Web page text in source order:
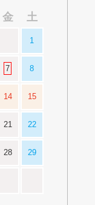
金 土
1
7 8
14 15
21 22
28 29